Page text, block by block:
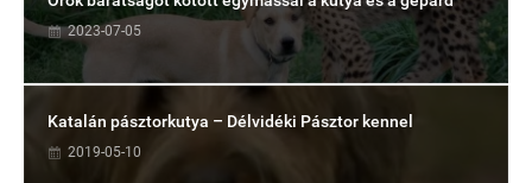
2023-07-05
Katalán pásztorkutya – Délvidéki Pásztor kennel
2019-05-10